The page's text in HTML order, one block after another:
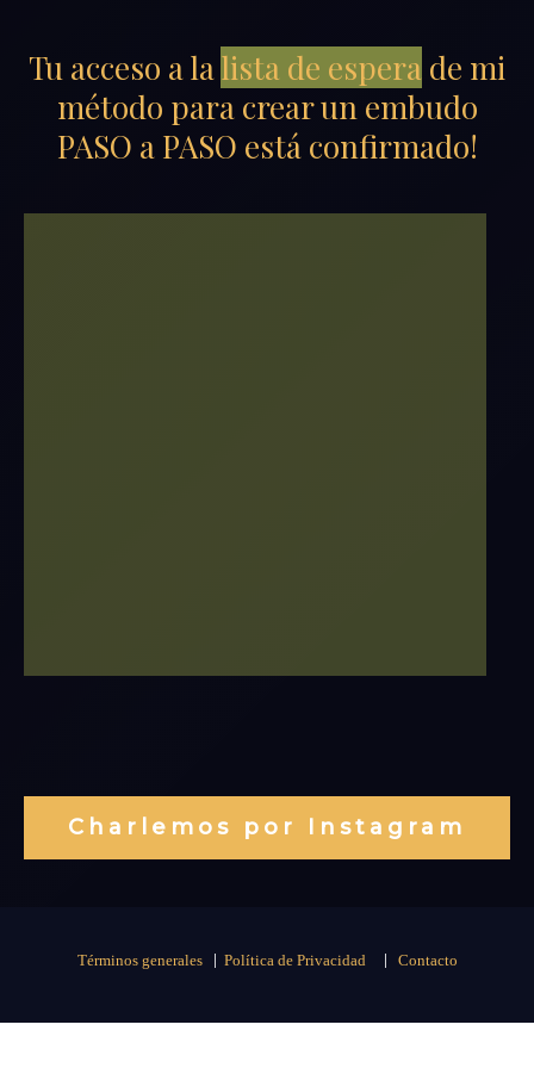
Tu acceso a lalista de espera de mi
método para crear un embudo
PASO a PASO está confirmado!
Charlemos por Instagram
Términos generales| Política de Privacidad | Contacto